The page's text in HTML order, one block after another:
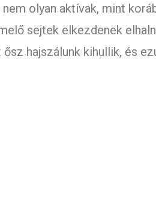
nem olyan aktívak, mint
sejtek elkezdenek
hajszálunk kihullik, és